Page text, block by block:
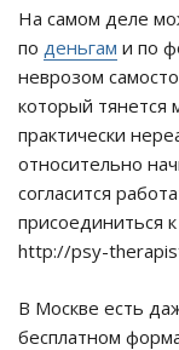
На самом деле
по деньгам и по
неврозом
который тянется
практически
относительно
согласится
присоединиться
http://psy-
В Москве есть
бесплатном